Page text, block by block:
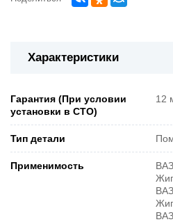
Характеристики
Гарантия (При условии
установки в СТО)
12
Тип детали
Применимость